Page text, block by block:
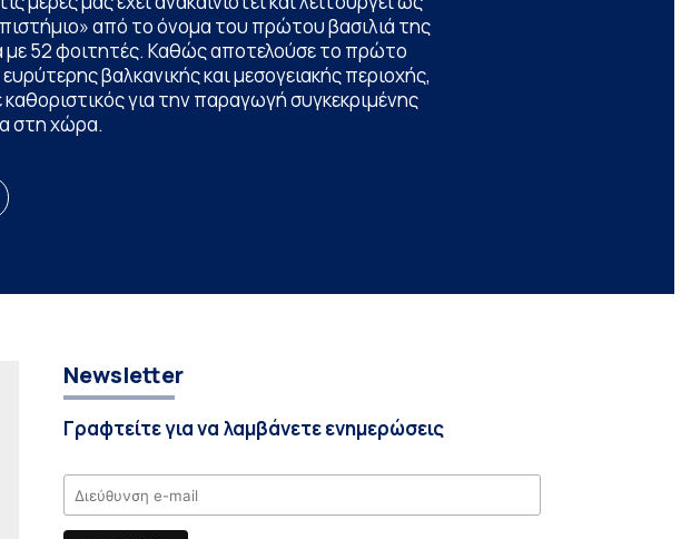
από το όνομα του πρώτου βασιλιά της
52 φοιτητές. Καθώς αποτελούσε το πρώτο
βαλκανικής και μεσογειακής περιοχής,
για την παραγωγή συγκεκριμένης
στη χώρα.
Newsletter
Γραφτείτε για να λαμβάνετε ενημερώσεις